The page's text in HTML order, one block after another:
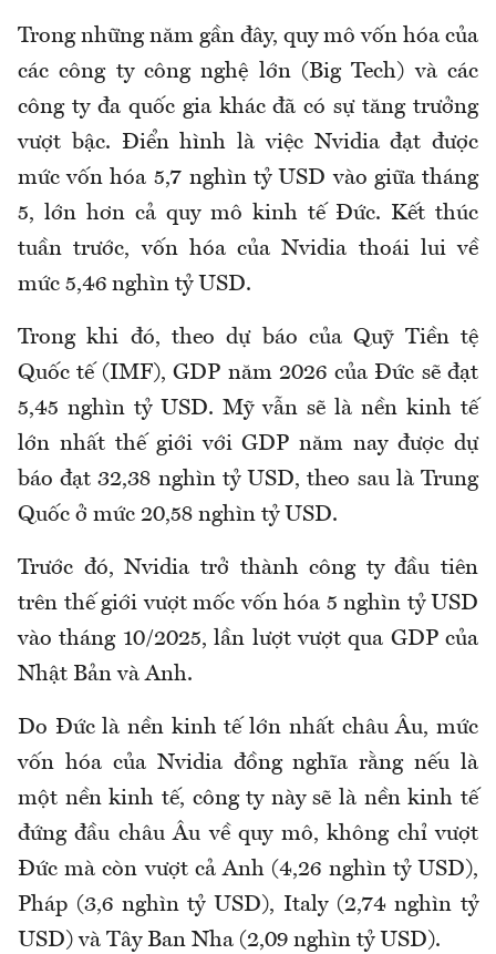
Trong những năm gần đây, quy mô vốn hóa của
các công ty công nghệ lớn (Big Tech) và các
công ty đa quốc gia khác đã có sự tăng trưởng
vượt bậc. Điển hình là việc Nvidia đạt được
mức vốn hóa 5,7 nghìn tỷ USD vào giữa tháng
5, lớn hơn cả quy mô kinh tế Đức. Kết thúc
tuần trước, vốn hóa của Nvidia thoái lui về
mức 5,46 nghìn tỷ USD.
Trong khi đó, theo dự báo của Quỹ Tiền tệ
Quốc tế (IMF), GDP năm 2026 của Đức sẽ đạt
5,45 nghìn tỷ USD. Mỹ vẫn sẽ là nền kinh tế
lớn nhất thế giới với GDP năm nay được dự
báo đạt 32,38 nghìn tỷ USD, theo sau là Trung
Quốc ở mức 20,58 nghìn tỷ USD.
Trước đó, Nvidia trở thành công ty đầu tiên
trên thế giới vượt mốc vốn hóa 5 nghìn tỷ USD
vào tháng 10/2025, lần lượt vượt qua GDP của
Nhật Bản và Anh.
Do Đức là nền kinh tế lớn nhất châu Âu, mức
vốn hóa của Nvidia đồng nghĩa rằng nếu là
một nền kinh tế, công ty này sẽ là nền kinh tế
đứng đầu châu Âu về quy mô, không chỉ vượt
Đức mà còn vượt cả Anh (4,26 nghìn tỷ USD),
Pháp (3,6 nghìn tỷ USD), Italy (2,74 nghìn tỷ
USD) và Tây Ban Nha (2,09 nghìn tỷ USD).